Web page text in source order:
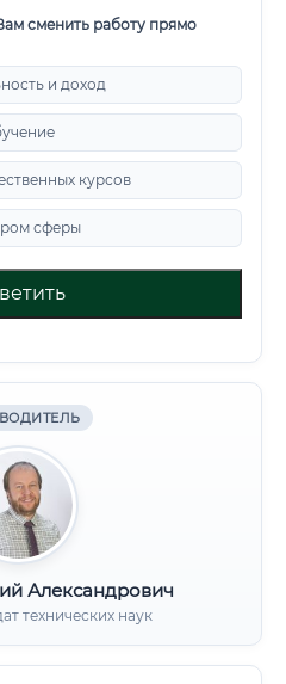
сменить работу прямо
и доход
курсов
сферы
Александрович
технических наук